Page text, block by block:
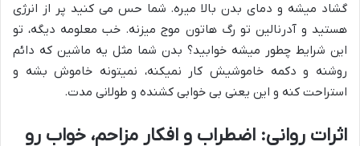
گشاد میشه و دمای بدن بالا میره. شما حس می کنید پر از انرژی
هستید و آدرنالین تو رگ هاتون موج میزنه. خب معلومه دیگه، تو
این شرایط چطور میشه خوابید؟ بدن شما مثل یه ماشین که دائم
روشنه و دکمه خاموشیش کار نمیکنه، نمیتونه خاموش بشه و
استراحت کنه و این یعنی بی خوابی کشنده و طولانی مدت.
اثرات روانی: اضطراب و افکار مزاحم، خواب رو